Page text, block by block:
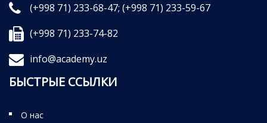
(+998 71) 233-68-47; (+998 71) 233-59-67
(+998 71) 233-74-82
info@academy.uz
БЫСТРЫЕ ССЫЛКИ
О нас